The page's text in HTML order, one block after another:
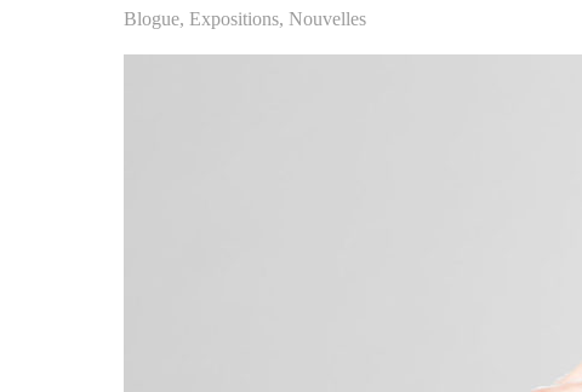
Blogue, Expositions, Nouvelles